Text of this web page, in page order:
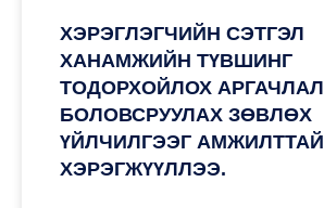
ХЭРЭГЛЭГЧИЙН СЭТГЭЛ
ХАНАМЖИЙН ТҮВШИНГ
ТОДОРХОЙЛОХ АРГАЧЛАЛ
БОЛОВСРУУЛАХ ЗӨВЛӨХ
ҮЙЛЧИЛГЭЭГ АМЖИЛТТАЙ
ХЭРЭГЖҮҮЛЛЭЭ.